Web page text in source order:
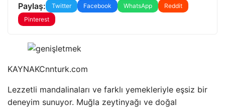
Paylaş: Twitter Facebook WhatsApp
Reddit
Pinterest
KAYNAKCnnturk.com
Lezzetli mandalinaları ve farklı yemekleriyle eşsiz bir
deneyim sunuyor. Muğla zeytinyağı ve doğal